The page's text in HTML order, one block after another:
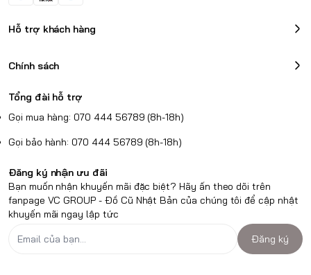
Hỗ trợ khách hàng
Chính sách
Tổng đài hỗ trợ
Gọi mua hàng: 070 444 56789 (8h-18h)
Gọi bảo hành: 070 444 56789 (8h-18h)
Đăng ký nhận ưu đãi
Bạn muốn nhận khuyến mãi đặc biệt? Hãy ấn theo dõi trên
fanpage VC GROUP - Đồ Cũ Nhật Bản của chúng tôi để cập nhật
khuyến mãi ngay lập tức
Đăng ký